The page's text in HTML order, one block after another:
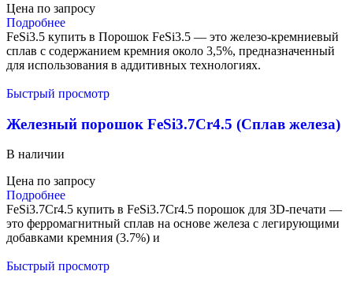
Цена по запросу
Подробнее
FeSi3.5 купить в Порошок FeSi3.5 — это железо-кремниевый
сплав с содержанием кремния около 3,5%, предназначенный
для использования в аддитивных технологиях.
Быстрый просмотр
Железный порошок FeSi3.7Cr4.5 (Сплав железа)
В наличии
Цена по запросу
Подробнее
FeSi3.7Cr4.5 купить в FeSi3.7Cr4.5 порошок для 3D-печати —
это ферромагнитный сплав на основе железа с легирующими
добавками кремния (3.7%) и
Быстрый просмотр